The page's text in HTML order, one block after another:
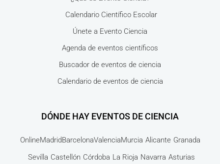
Calendario Científico Escolar
Únete a Evento Ciencia
Agenda de eventos científicos
Buscador de eventos de ciencia
Calendario de eventos de ciencia
DÓNDE HAY EVENTOS DE CIENCIA
OnlineMadridBarcelonaValenciaMurcia Alicante Granada
Sevilla Castellón Córdoba La Rioja Navarra Asturias